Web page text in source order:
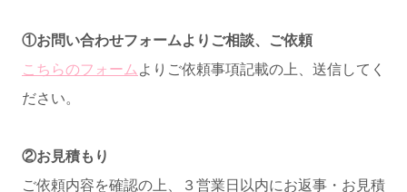
①お問い合わせフォームよりご相談、ご依頼
こちらのフォーム よりご依頼事項記載の上、送信してく
ださい。
②お見積もり
ご依頼内容を確認の上、３営業日以内にお返事・お見積